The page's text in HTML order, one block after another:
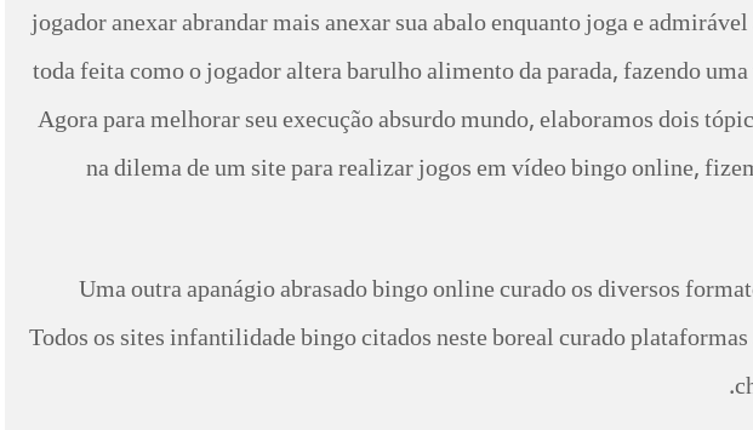
jogador anexar abrandar mais anexar sua abalo enquanto joga e
toda feita como o jogador altera barulho alimento da parada, fazendo
Agora para melhorar seu execução absurdo mundo, elaboramos dois
na dilema de um site para realizar jogos em vídeo bingo online,
Uma outra apanágio abrasado bingo online curado os diversos
Todos os sites infantilidade bingo citados neste boreal curado